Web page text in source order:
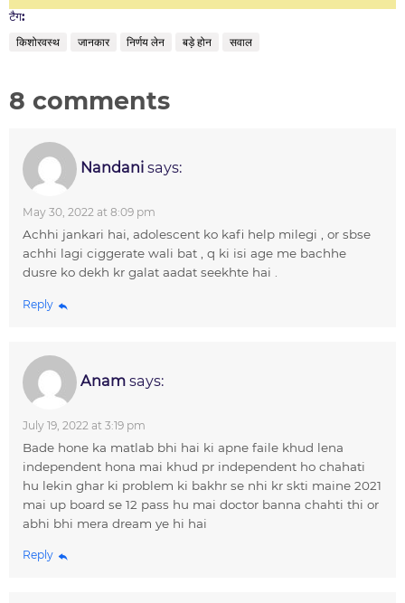
टैग:
किशोरवस्थ जानकार निर्णय लेन बड़े होन सवाल
8 comments
Nandani says:
May 30, 2022 at 8:09 pm
Achhi jankari hai, adolescent ko kafi help milegi , or sbse
achhi lagi ciggerate wali bat , q ki isi age me bachhe
dusre ko dekh kr galat aadat seekhte hai .
Reply
Anam says:
July 19, 2022 at 3:19 pm
Bade hone ka matlab bhi hai ki apne faile khud lena
independent hona mai khud pr independent ho chahati
hu lekin ghar ki problem ki bakhr se nhi kr skti maine 2021
mai up board se 12 pass hu mai doctor banna chahti thi or
abhi bhi mera dream ye hi hai
Reply